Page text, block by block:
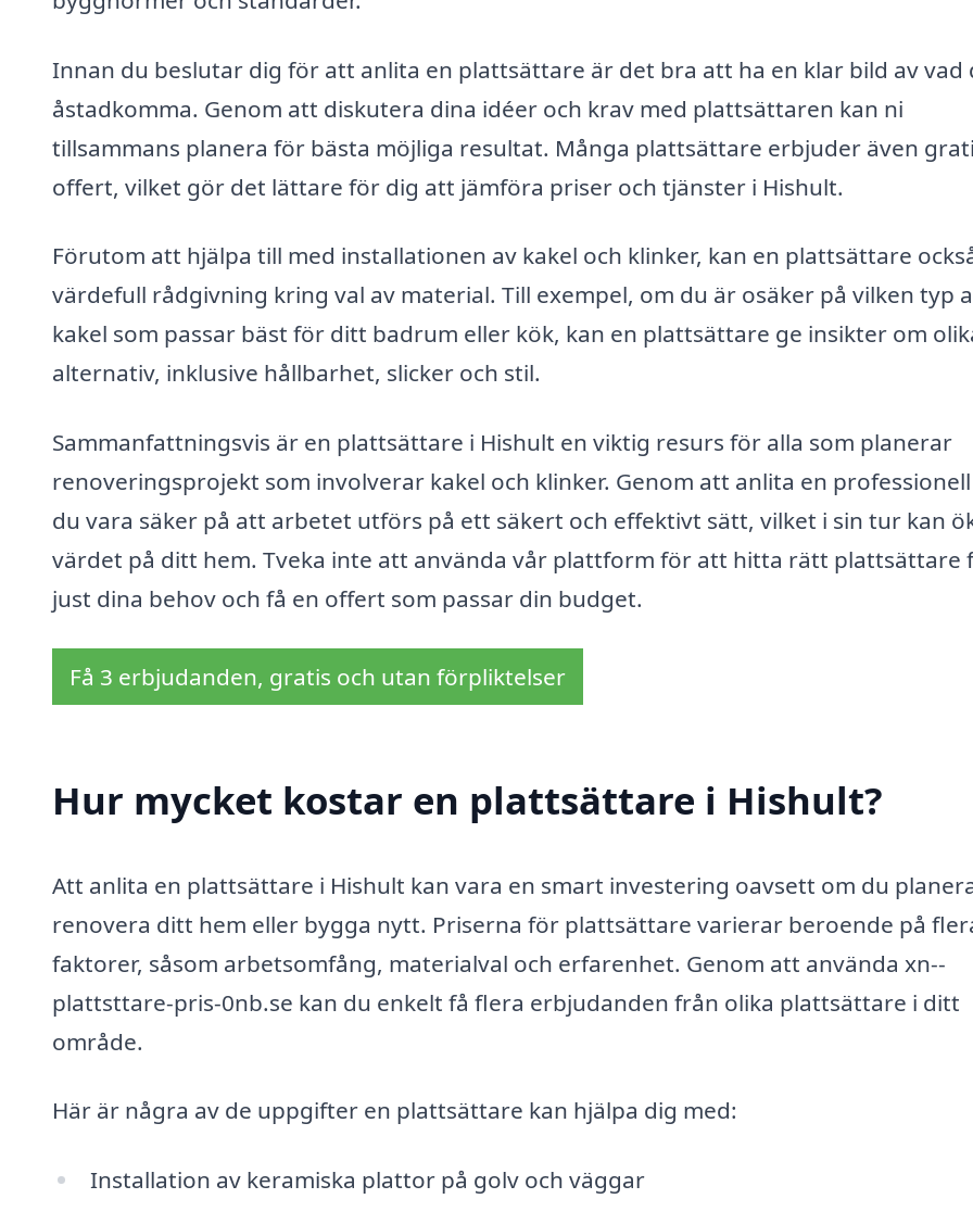
Innan du beslutar dig för att anlita en plattsättare är det bra att ha en klar bild av vad
åstadkomma. Genom att diskutera dina idéer och krav med plattsättaren kan ni
tillsammans planera för bästa möjliga resultat. Många plattsättare erbjuder även
offert, vilket gör det lättare för dig att jämföra priser och tjänster i Hishult.
Förutom att hjälpa till med installationen av kakel och klinker, kan en plattsättare
värdefull rådgivning kring val av material. Till exempel, om du är osäker på vilken typ
kakel som passar bäst för ditt badrum eller kök, kan en plattsättare ge insikter om
alternativ, inklusive hållbarhet, slicker och stil.
Sammanfattningsvis är en plattsättare i Hishult en viktig resurs för alla som planerar
renoveringsprojekt som involverar kakel och klinker. Genom att anlita en
du vara säker på att arbetet utförs på ett säkert och effektivt sätt, vilket i sin tur kan
värdet på ditt hem. Tveka inte att använda vår plattform för att hitta rätt plattsättare
just dina behov och få en offert som passar din budget.
Få 3 erbjudanden, gratis och utan förpliktelser
Hur mycket kostar en plattsättare i Hishult?
Att anlita en plattsättare i Hishult kan vara en smart investering oavsett om du
renovera ditt hem eller bygga nytt. Priserna för plattsättare varierar beroende på
faktorer, såsom arbetsomfång, materialval och erfarenhet. Genom att använda xn--
plattsttare-pris-0nb.se kan du enkelt få flera erbjudanden från olika plattsättare i ditt
område.
Här är några av de uppgifter en plattsättare kan hjälpa dig med:
Installation av keramiska plattor på golv och väggar